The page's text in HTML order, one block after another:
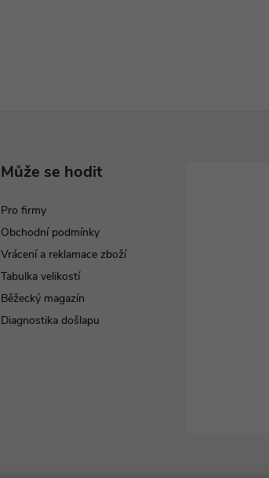
Může se hodit
Pro firmy
Obchodní podmínky
Vrácení a reklamace zboží
Tabulka velikostí
Běžecký magazín
Diagnostika došlapu